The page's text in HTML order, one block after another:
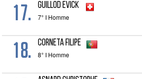
17. GUILLOD Evick
7° I Homme
18. CORNETA Filipe
8° I Homme